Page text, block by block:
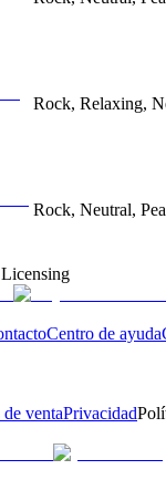
Rock, Relaxing,
Rock, Neutral,
Centro de ayuda
ventaPrivacidad